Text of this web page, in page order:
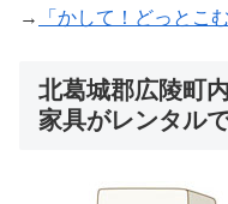
→ 「かして！どっとこ
北葛城郡広陵町
家具がレンタル